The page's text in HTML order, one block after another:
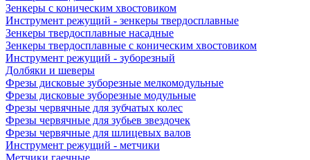
Зенкеры с коническим хвостовиком
Инструмент режущий - зенкеры твердосплавные
Зенкеры твердосплавные насадные
Зенкеры твердосплавные с коническим хвостовиком
Инструмент режущий - зуборезный
Долбяки и шеверы
Фрезы дисковые зуборезные мелкомодульные
Фрезы дисковые зуборезные модульные
Фрезы червячные для зубчатых колес
Фрезы червячные для зубьев звездочек
Фрезы червячные для шлицевых валов
Инструмент режущий - метчики
Метчики гаечные